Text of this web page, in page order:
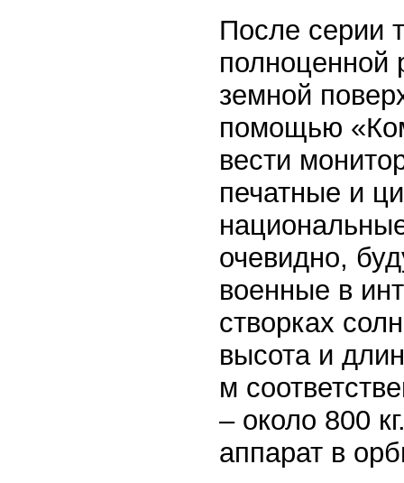
После серии
полноценной
земной
помощью
вести
печатные и
очевидно,
военные в
створках
высота и
м
– около 800
аппарат в